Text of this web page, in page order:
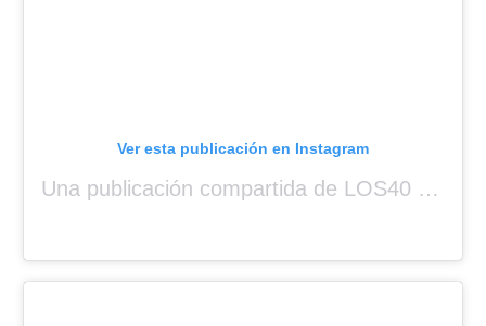
Ver esta publicación en Instagram
Una publicación compartida de LOS40 Panamá 🇵🇦 🎙️🎶 (@los40panama)